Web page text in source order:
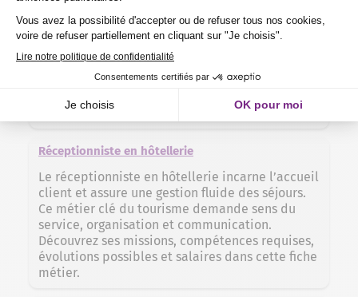
Le métier d’assistant manager en restauration
allie gestion d’équipe, organisation et
excellence du service client pour garantir le
bon fonctionnement d’un établissement. Ce
poste dynamique et accessible dès la formation
offre une carrière évolutive au cœur d’un
secteur en pleine transformation.
Réceptionniste en hôtellerie
Le réceptionniste en hôtellerie incarne l’accueil
client et assure une gestion fluide des séjours.
Ce métier clé du tourisme demande sens du
service, organisation et communication.
Découvrez ses missions, compétences requises,
évolutions possibles et salaires dans cette fiche
métier.